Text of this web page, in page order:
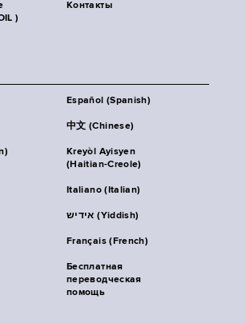
)
Контакты
Español (Spanish)
中文 (Chinese)
Kreyòl Ayisyen
(Haitian-Creole)
Italiano (Italian)
אידיש (Yiddish)
Français (French)
Бесплатная
переводческая
помощь